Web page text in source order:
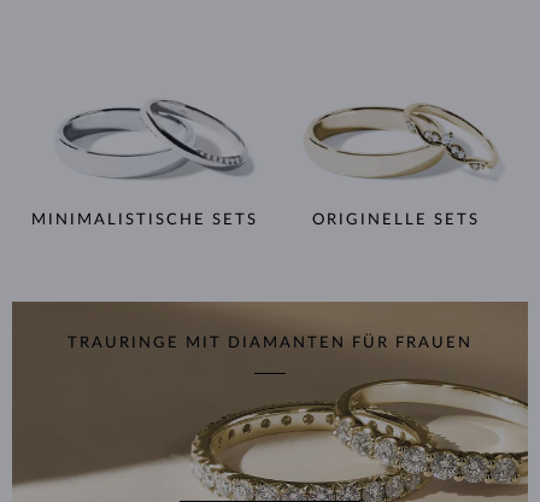
MINIMALISTISCHE SETS ORIGINELLE SETS
TRAURINGE MIT DIAMANTEN FÜR FRAUEN